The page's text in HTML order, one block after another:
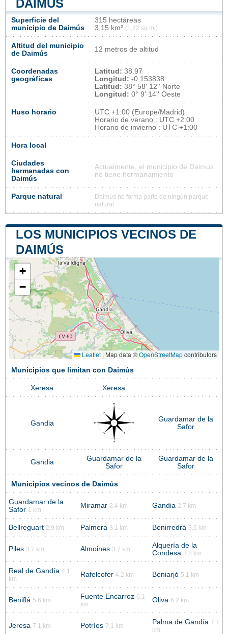
DAIMÚS
Superficie del
municipio de Daimús
315 hectáreas
3,15 km² (1,22 sq mi)
Altitud del municipio
de Daimús
12 metros de altitud
Coordenadas
geográficas
Latitud: 38.97
Longitud: -0.153838
Latitud: 38° 58' 12'' Norte
Longitud: 0° 9' 14'' Oeste
Huso horario UTC +1:00 (Europe/Madrid)
Horario de verano : UTC +2:00
Horario de invierno : UTC +1:00
Hora local
Ciudades
hermanadas con
Daimús
Actualmente, el municipio de Daimús
no tiene hermanamiento
Parque natural
Daimús no forma parte de ningún parque
natural
LOS MUNICIPIOS VECINOS DE
DAIMÚS
+
−
Leaflet | Map data ©OpenStreetMapcontributors
Municipios que limitan con Daimús
Xeresa Xeresa
Gandia
Guardamar de la
Safor
Gandia
Guardamar de la
Safor
Guardamar de la
Safor
Municipios vecinos de Daimús
Guardamar de la
Safor 1 km
Miramar 2.4 km Gandia 2.7 km
Bellreguart 2.9 km Palmera 3.1 km Benirredrá 3.6 km
Piles 3.7 km Almoines 3.7 km
Alquería de la
Condesa 3.8 km
Real de Gandía 4.1
km
Rafelcofer 4.2 km Beniarjó 5.1 km
Beniflá 5.6 km Fuente Encarroz 6.1
km
Oliva 6.2 km
Jeresa 7.1 km Potríes 7.1 km Palma de Gandía 7.7
km